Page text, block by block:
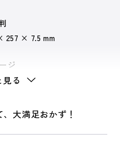
257 × 7.5 mm
ジ
見る
、大満足おかず！